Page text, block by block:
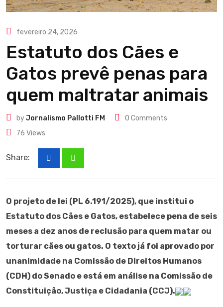
fevereiro 24, 2026
Estatuto dos Cães e
Gatos prevê penas para
quem maltratar animais
byJornalismo Pallotti FM 0 Comments
76 Views
Share:
O projeto de lei (PL 6.191/2025), que institui o
Estatuto dos Cães e Gatos, estabelece pena de seis
meses a dez anos de reclusão para quem matar ou
torturar cães ou gatos. O texto já foi aprovado por
unanimidade na Comissão de Direitos Humanos
(CDH) do Senado e está em análise na Comissão de
Constituição, Justiça e Cidadania (CCJ).